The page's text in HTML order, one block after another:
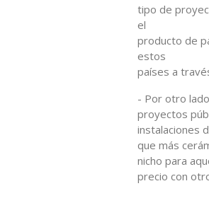
tipo de
el
producto de
estos
países a
- Por otro
proyectos
instalaciones
que más
nicho para
precio con